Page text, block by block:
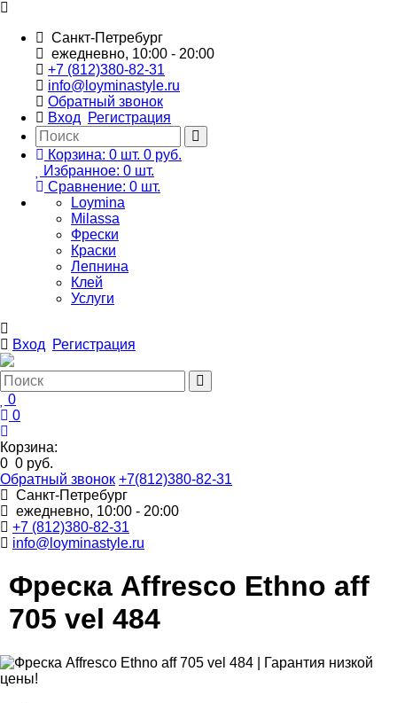
Санкт-Петребург
ежедневно, 10:00 - 20:00
+7 (812)380-82-31
info@loyminastyle.ru
Обратный звонок
Вход
Регистрация
Корзина: 0 шт. 0 руб.
Избранное: 0 шт.
Сравнение: 0 шт.
Loymina
Milassa
Фрески
Краски
Лепнина
Клей
Услуги
Вход Регистрация
0
0
Корзина:
0 0 руб.
Обратный звонок +7(812)380-82-31
Санкт-Петребург
ежедневно, 10:00 - 20:00
+7 (812)380-82-31
info@loyminastyle.ru
Фреска Affresco Ethno aff
705 vel 484